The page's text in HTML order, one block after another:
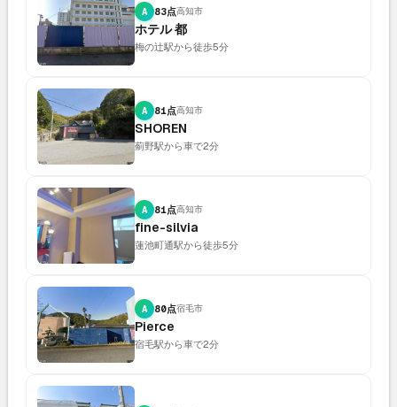
A 83点高知市
ホテル 都
梅の辻駅から徒歩5分
A 81点高知市
SHOREN
薊野駅から車で2分
A 81点高知市
fine-silvia
蓮池町通駅から徒歩5分
A 80点宿毛市
Pierce
宿毛駅から車で2分